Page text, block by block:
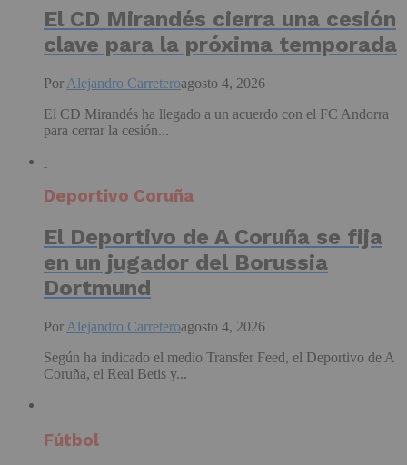
El CD Mirandés cierra una cesión
clave para la próxima temporada
Por Alejandro Carreteroagosto 4, 2026
El CD Mirandés ha llegado a un acuerdo con el FC Andorra
para cerrar la cesión...
Deportivo Coruña
El Deportivo de A Coruña se fija
en un jugador del Borussia
Dortmund
Por Alejandro Carreteroagosto 4, 2026
Según ha indicado el medio Transfer Feed, el Deportivo de A
Coruña, el Real Betis y...
Fútbol